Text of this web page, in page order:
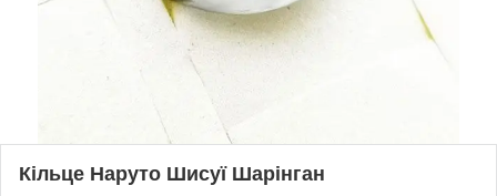
Кільце Наруто Шисуї Шарінган